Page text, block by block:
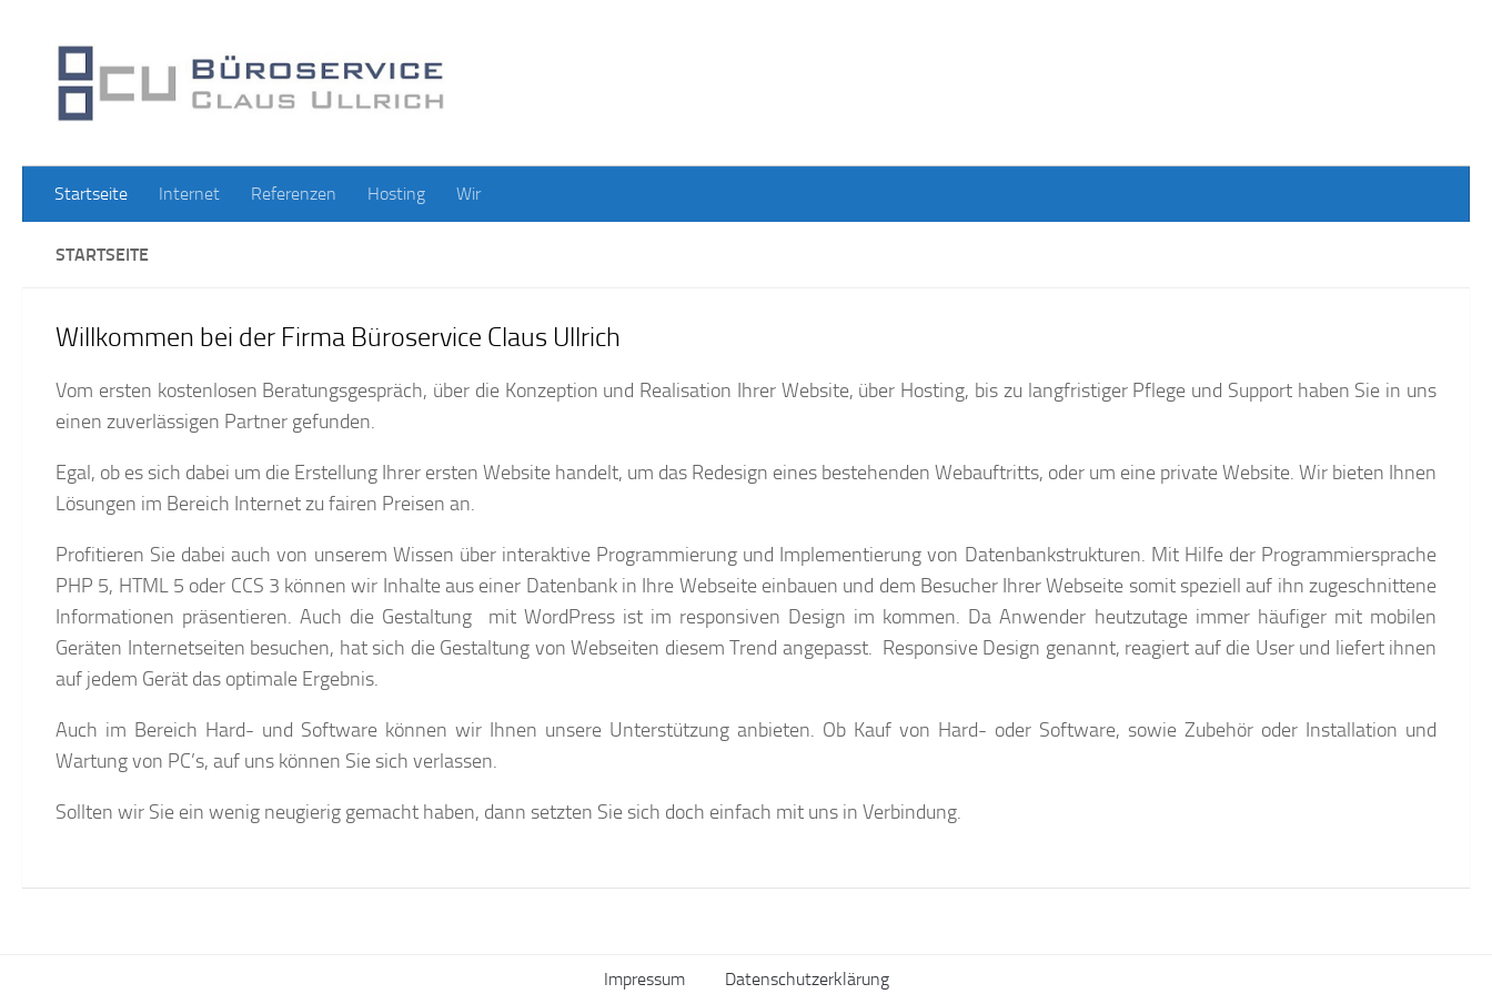
Startseite Internet Referenzen Hosting Wir
STARTSEITE
Willkommen bei der Firma Büroservice Claus Ullrich
Vom ersten kostenlosen Beratungsgespräch, über die Konzeption und Realisation Ihrer Website, über Hosting, bis zu langfristiger Pflege und Support haben Sie in uns
einen zuverlässigen Partner gefunden.
Egal, ob es sich dabei um die Erstellung Ihrer ersten Website handelt, um das Redesign eines bestehenden Webauftritts, oder um eine private Website. Wir bieten Ihnen
Lösungen im Bereich Internet zu fairen Preisen an.
Profitieren Sie dabei auch von unserem Wissen über interaktive Programmierung und Implementierung von Datenbankstrukturen. Mit Hilfe der Programmiersprache
PHP 5, HTML 5 oder CCS 3 können wir Inhalte aus einer Datenbank in Ihre Webseite einbauen und dem Besucher Ihrer Webseite somit speziell auf ihn zugeschnittene
Informationen präsentieren. Auch die Gestaltung mit WordPress ist im responsiven Design im kommen. Da Anwender heutzutage immer häufiger mit mobilen
Geräten Internetseiten besuchen, hat sich die Gestaltung von Webseiten diesem Trend angepasst. Responsive Design genannt, reagiert auf die User und liefert ihnen
auf jedem Gerät das optimale Ergebnis.
Auch im Bereich Hard- und Software können wir Ihnen unsere Unterstützung anbieten. Ob Kauf von Hard- oder Software, sowie Zubehör oder Installation und
Wartung von PC’s, auf uns können Sie sich verlassen.
Sollten wir Sie ein wenig neugierig gemacht haben, dann setzten Sie sich doch einfach mit uns in Verbindung.
Impressum Datenschutzerklärung